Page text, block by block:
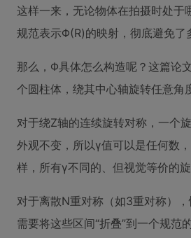
这样一来，无论物体在拍摄时处
规范表示Φ(R)的映射，彻底避免了
那么，Φ具体怎么构造呢？这篇论
个圆柱体，绕其中心轴旋转任意角
对于绕Z轴的连续旋转对称，一个
外观不变，所以γ值可以是任何数
样，所有γ不同的、但视觉等价的
对于离散N重对称（如3重对称）
需要将这些区间“折叠”到一个规